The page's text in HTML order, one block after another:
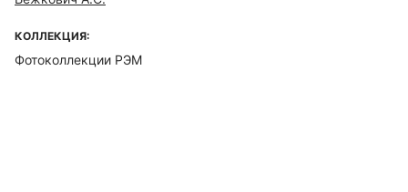
КОЛЛЕКЦИЯ:
Фотоколлекции РЭМ